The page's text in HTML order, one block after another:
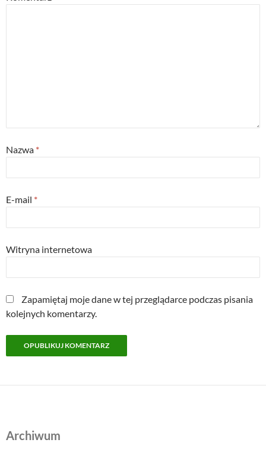
Nazwa *
E-mail *
Witryna internetowa
Zapamiętaj moje dane w tej przeglądarce podczas pisania
kolejnych komentarzy.
Archiwum